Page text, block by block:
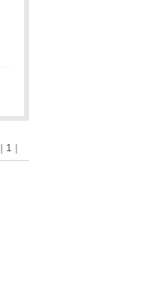
｜1｜